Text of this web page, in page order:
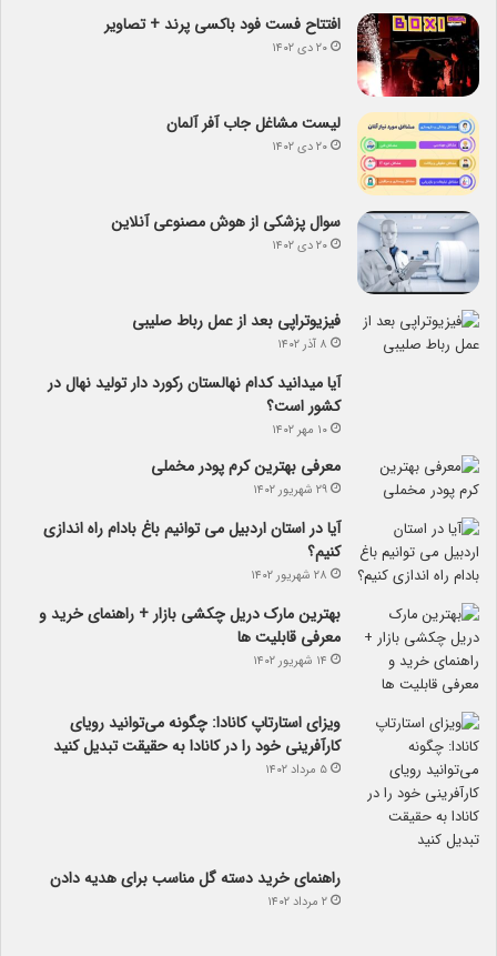
افتتاح فست فود باکسی پرند + تصاویر
۲۰ دی ۱۴۰۲
لیست مشاغل جاب آفر آلمان
۲۰ دی ۱۴۰۲
سوال پزشکی از هوش مصنوعی آنلاین
۲۰ دی ۱۴۰۲
فیزیوتراپی بعد از عمل رباط صلیبی
۸ آذر ۱۴۰۲
آیا می­دانید کدام نهالستان رکورد دار تولید نهال­ در
کشور است؟
۱۰ مهر ۱۴۰۲
معرفی بهترین کرم پودر مخملی
۲۹ شهریور ۱۴۰۲
آیا در استان اردبیل می توانیم باغ بادام راه اندازی
کنیم؟
۲۸ شهریور ۱۴۰۲
بهترین مارک دریل چکشی بازار + راهنمای خرید و
معرفی قابلیت ها
۱۴ شهریور ۱۴۰۲
ویزای استارتاپ کانادا: چگونه می‌توانید رویای
کارآفرینی خود را در کانادا به حقیقت تبدیل کنید
۵ مرداد ۱۴۰۲
راهنمای خرید دسته گل مناسب برای هدیه دادن
۲ مرداد ۱۴۰۲